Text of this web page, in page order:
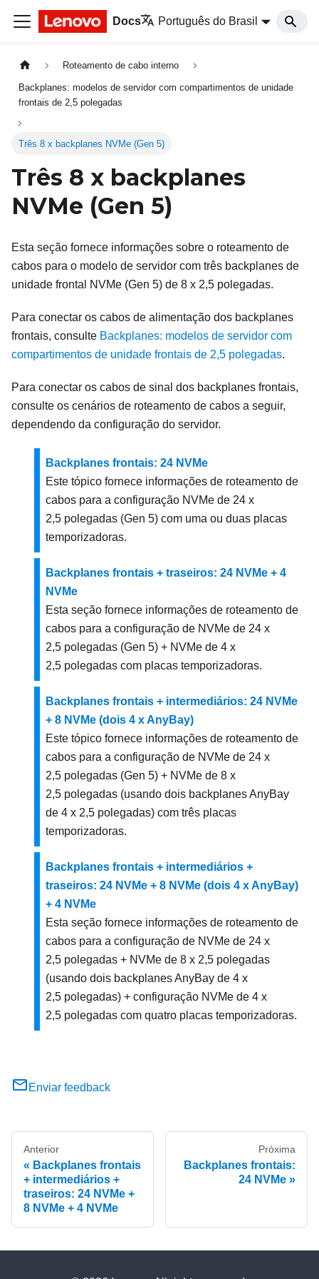
Docs Português do Brasil
Roteamento de cabo interno
Backplanes: modelos de servidor com compartimentos de unidade
frontais de 2,5 polegadas
Três 8 x backplanes NVMe (Gen 5)
Três 8 x backplanes
NVMe (Gen 5)
Esta seção fornece informações sobre o roteamento de
cabos para o modelo de servidor com três backplanes de
unidade frontal NVMe (Gen 5) de 8 x 2,5 polegadas.
Para conectar os cabos de alimentação dos backplanes
frontais, consulte Backplanes: modelos de servidor com
compartimentos de unidade frontais de 2,5 polegadas.
Para conectar os cabos de sinal dos backplanes frontais,
consulte os cenários de roteamento de cabos a seguir,
dependendo da configuração do servidor.
Backplanes frontais: 24 NVMe
Este tópico fornece informações de roteamento de
cabos para a configuração NVMe de 24 x
2,5 polegadas (Gen 5) com uma ou duas placas
temporizadoras.
Backplanes frontais + traseiros: 24 NVMe + 4
NVMe
Esta seção fornece informações de roteamento de
cabos para a configuração de NVMe de 24 x
2,5 polegadas (Gen 5) + NVMe de 4 x
2,5 polegadas com placas temporizadoras.
Backplanes frontais + intermediários: 24 NVMe
+ 8 NVMe (dois 4 x AnyBay)
Este tópico fornece informações de roteamento de
cabos para a configuração de NVMe de 24 x
2,5 polegadas (Gen 5) + NVMe de 8 x
2,5 polegadas (usando dois backplanes AnyBay
de 4 x 2,5 polegadas) com três placas
temporizadoras.
Backplanes frontais + intermediários +
traseiros: 24 NVMe + 8 NVMe (dois 4 x AnyBay)
+ 4 NVMe
Esta seção fornece informações de roteamento de
cabos para a configuração de NVMe de 24 x
2,5 polegadas + NVMe de 8 x 2,5 polegadas
(usando dois backplanes AnyBay de 4 x
2,5 polegadas) + configuração NVMe de 4 x
2,5 polegadas com quatro placas temporizadoras.
Enviar feedback
Anterior
Backplanes frontais
+ intermediários +
traseiros: 24 NVMe +
8 NVMe + 4 NVMe
Próxima
Backplanes frontais:
24 NVMe